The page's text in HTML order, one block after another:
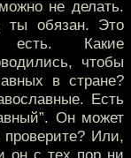
не делать.
ты обязан. Это
есть. Какие
чтобы
в стране?
Есть
Он может
Или,